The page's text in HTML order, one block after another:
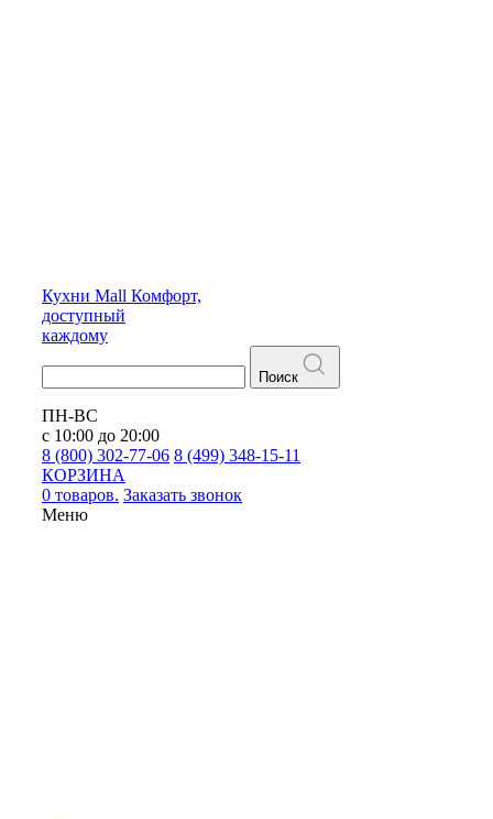
Кухни Mall Комфорт,
доступный
каждому
Поиск
ПН-ВС
с 10:00 до 20:00
8 (800) 302-77-06 8 (499) 348-15-11
КОРЗИНА
0 товаров. Заказать звонок
Меню